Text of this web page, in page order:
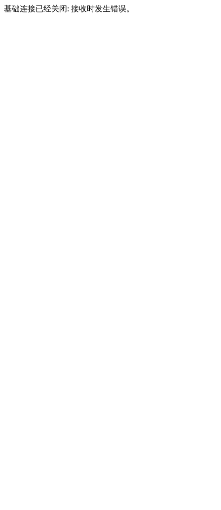
基础连接已经关闭: 接收时发生错误。